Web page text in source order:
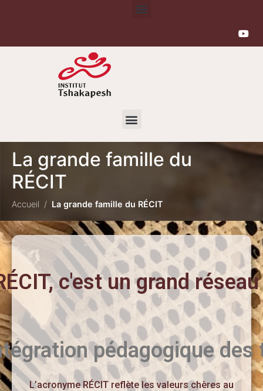
La grande famille du
RÉCIT
Accueil La grande famille du RÉCIT
c'est un grand réseau
pédagogique des
L’acronyme RÉCIT reflète les valeurs chères au